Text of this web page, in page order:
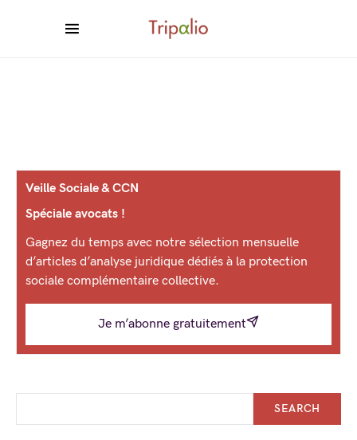
Veille Sociale & CCN
Spéciale avocats !
Gagnez du temps avec notre sélection mensuelle
d’articles d’analyse juridique dédiés à la protection
sociale complémentaire collective.
Je m’abonne gratuitement
SEARCH